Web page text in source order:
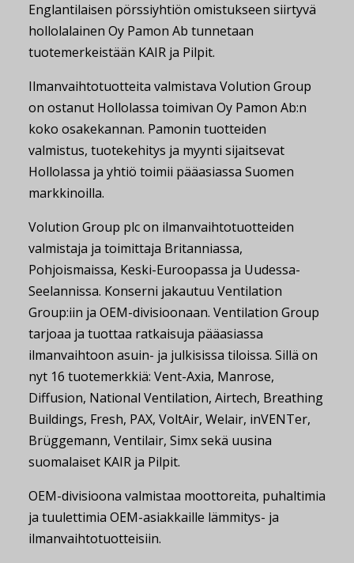
Englantilaisen pörssiyhtiön omistukseen siirtyvä
hollolalainen Oy Pamon Ab tunnetaan
tuotemerkeistään KAIR ja Pilpit.
Ilmanvaihtotuotteita valmistava Volution Group
on ostanut Hollolassa toimivan Oy Pamon Ab:n
koko osakekannan. Pamonin tuotteiden
valmistus, tuotekehitys ja myynti sijaitsevat
Hollolassa ja yhtiö toimii pääasiassa Suomen
markkinoilla.
Volution Group plc on ilmanvaihtotuotteiden
valmistaja ja toimittaja Britanniassa,
Pohjoismaissa, Keski-Euroopassa ja Uudessa-
Seelannissa. Konserni jakautuu Ventilation
Group:iin ja OEM-divisioonaan. Ventilation Group
tarjoaa ja tuottaa ratkaisuja pääasiassa
ilmanvaihtoon asuin- ja julkisissa tiloissa. Sillä on
nyt 16 tuotemerkkiä: Vent-Axia, Manrose,
Diffusion, National Ventilation, Airtech, Breathing
Buildings, Fresh, PAX, VoltAir, Welair, inVENTer,
Brüggemann, Ventilair, Simx sekä uusina
suomalaiset KAIR ja Pilpit.
OEM-divisioona valmistaa moottoreita, puhaltimia
ja tuulettimia OEM-asiakkaille lämmitys- ja
ilmanvaihtotuotteisiin.